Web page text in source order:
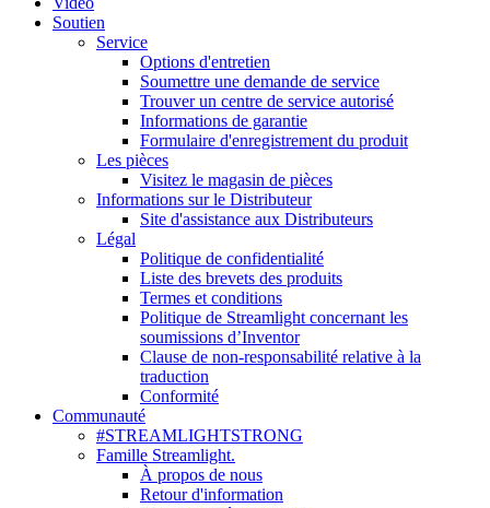
Soutien
Service
Options d'entretien
Soumettre une demande de service
Trouver un centre de service autorisé
Informations de garantie
Formulaire d'enregistrement du produit
Les pièces
Visitez le magasin de pièces
Informations sur le Distributeur
Site d'assistance aux Distributeurs
Légal
Politique de confidentialité
Liste des brevets des produits
Termes et conditions
Politique de Streamlight concernant les
soumissions d’Inventor
Clause de non-responsabilité relative à la
traduction
Conformité
Communauté
#STREAMLIGHTSTRONG
Famille Streamlight.
À propos de nous
Retour d'information